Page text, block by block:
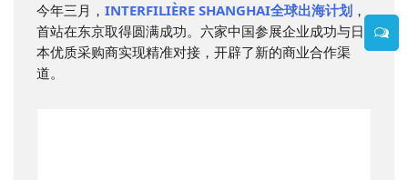
今年三月， INTERFILIÈRE SHANGHAI全球出海计划 ，
首站在东京取得圆满成功。六家中国参展企业成功与日
本优质采购商实现精准对接，开辟了新的商业合作渠
道。